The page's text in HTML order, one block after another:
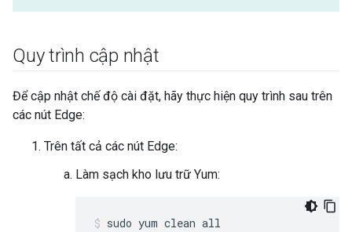
Quy trình cập nhật
Để cập nhật chế độ cài đặt, hãy thực hiện quy trình sau trên
các nút Edge:
Trên tất cả các nút Edge:
Làm sạch kho lưu trữ Yum:
sudo yum clean all